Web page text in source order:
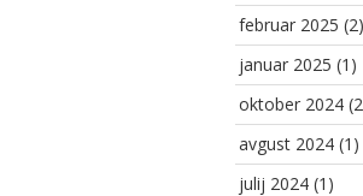
februar 2025 (2)
januar 2025 (1)
oktober 2024
avgust 2024 (1)
julij 2024 (1)